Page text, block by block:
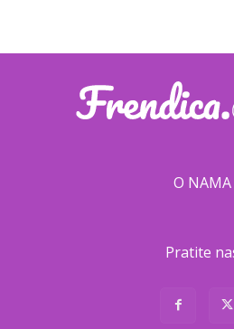
O NAMA
Pratite